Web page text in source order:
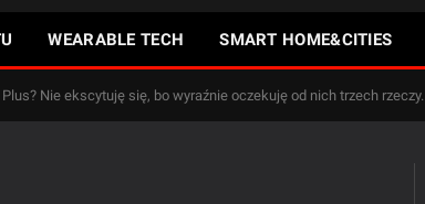
WEARABLE TECH SMART HOME&CITIES
Nie ekscytuję się, bo wyraźnie oczekuję od nich trzech rzeczy.